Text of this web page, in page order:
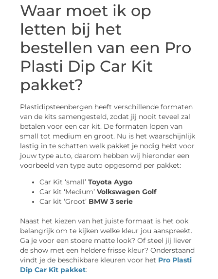
Waar moet ik op
letten bij het
bestellen van een Pro
Plasti Dip Car Kit
pakket?
Plastidipsteenbergen heeft verschillende formaten
van de kits samengesteld, zodat jij nooit teveel zal
betalen voor een car kit. De formaten lopen van
small tot medium en groot. Nu is het waarschijnlijk
lastig in te schatten welk pakket je nodig hebt voor
jouw type auto, daarom hebben wij hieronder een
voorbeeld van type auto opgesomd per pakket:
Car Kit ‘small’ Toyota Aygo
Car kit ‘Medium’ Volkswagen Golf
Car kit ‘Groot’ BMW 3 serie
Naast het kiezen van het juiste formaat is het ook
belangrijk om te kijken welke kleur jou aanspreekt.
Ga je voor een stoere matte look? Of steel jij liever
de show met een heldere frisse kleur? Onderstaand
vindt je de beschikbare kleuren voor het Pro Plasti
Dip Car Kit pakket: